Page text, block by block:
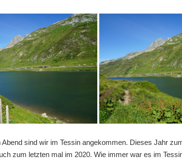
Abend sind wir im Tessin angekommen. Dieses Jahr
zum letzten mal im 2020. Wie immer war es im